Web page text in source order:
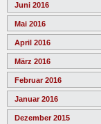
Juni 2016
Mai 2016
April 2016
März 2016
Februar 2016
Januar 2016
Dezember 2015